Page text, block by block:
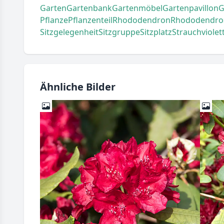
GartenGartenbankGartenmöbelGartenpavillon
PflanzePflanzenteilRhododendron
SitzgelegenheitSitzgruppeSitzplatzStrauch
Ähnliche Bilder